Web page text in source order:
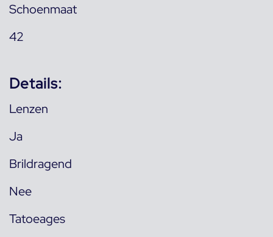
Schoenmaat
42
Details:
Lenzen
Ja
Brildragend
Nee
Tatoeages